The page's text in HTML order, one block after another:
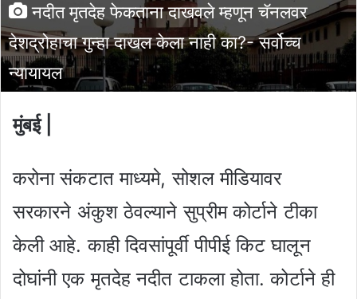
नदीत मृतदेह फेकताना दाखवले म्हणून चॅनलवर
देशद्रोहाचा गुन्हा दाखल केला नाही का?- सर्वोच्च
न्यायायल
मुंबई |
करोना संकटात माध्यमे, सोशल मीडियावर
सरकारने अंकुश ठेवल्याने सुप्रीम कोर्टाने टीका
केली आहे. काही दिवसांपूर्वी पीपीई किट घालून
दोघांनी एक मृतदेह नदीत टाकला होता. कोर्टाने ही